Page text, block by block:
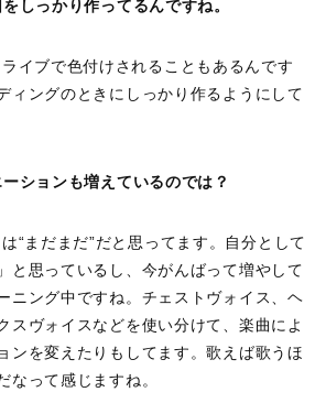
しっかり作ってるんですね。
イブで色付けされることもあるんです
ィングのときにしっかり作るようにして
ションも増えているのでは？
“まだまだ”だと思ってます。自分として
と思っているし、今がんばって増やして
ニング中ですね。チェストヴォイス、ヘ
スヴォイスなどを使い分けて、楽曲によ
ンを変えたりもしてます。歌えば歌うほ
なって感じますね。